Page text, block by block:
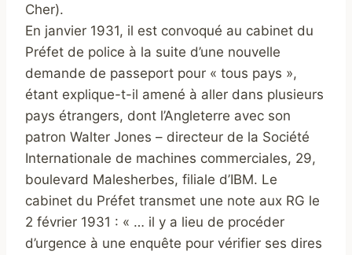
Cher).
En janvier 1931, il est convoqué au cabinet du
Préfet de police à la suite d’une nouvelle
demande de passeport pour « tous pays »,
étant explique-t-il amené à aller dans plusieurs
pays étrangers, dont l’Angleterre avec son
patron Walter Jones – directeur de la Société
Internationale de machines commerciales, 29,
boulevard Malesherbes, filiale d’IBM. Le
cabinet du Préfet transmet une note aux RG le
2 février 1931 : « … il y a lieu de procéder
d’urgence à une enquête pour vérifier ses dires